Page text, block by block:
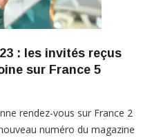
: les invités reçus
sur France 5
rendez-vous sur France 2
numéro du magazine